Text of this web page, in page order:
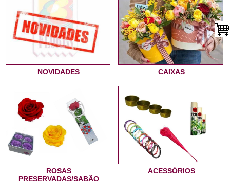
NOVIDADES CAIXAS
ROSAS
PRESERVADAS/SABÃO
ACESSÓRIOS